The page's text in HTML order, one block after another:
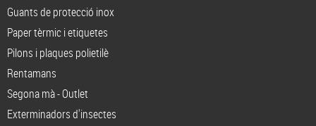
Guants de protecció inox
Paper tèrmic i etiquetes
Pilons i plaques polietilè
Rentamans
Segona mà - Outlet
Exterminadors d'insectes